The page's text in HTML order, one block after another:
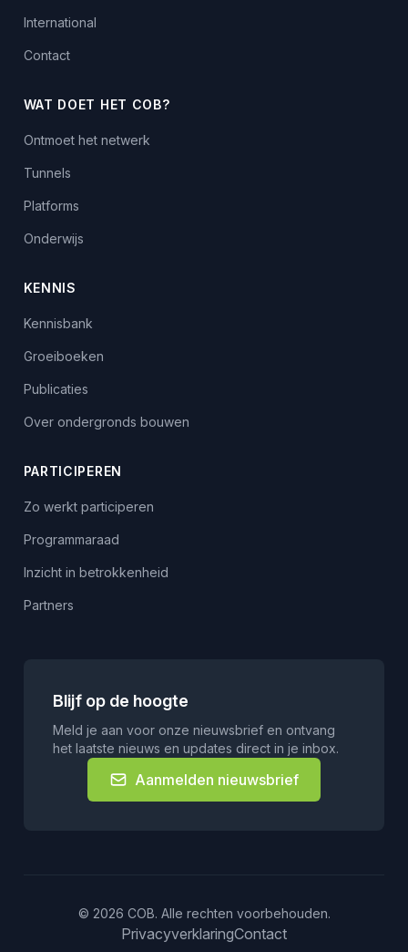
International
Contact
WAT DOET HET COB?
Ontmoet het netwerk
Tunnels
Platforms
Onderwijs
KENNIS
Kennisbank
Groeiboeken
Publicaties
Over ondergronds bouwen
PARTICIPEREN
Zo werkt participeren
Programmaraad
Inzicht in betrokkenheid
Partners
Blijf op de hoogte
Meld je aan voor onze nieuwsbrief en ontvang
het laatste nieuws en updates direct in je inbox.
Aanmelden nieuwsbrief
© 2026 COB. Alle rechten voorbehouden.
PrivacyverklaringContact